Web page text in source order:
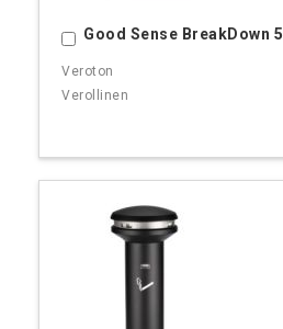
Good Sense BreakDown 5l
Ostoskoriin